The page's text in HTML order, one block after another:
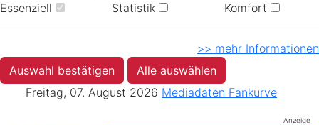
Essenziell
Statistik Komfort
>> mehr Informationen
Auswahl bestätigen
Alle auswählen
Freitag, 07. August 2026 Mediadaten Fankurve
Anzeige